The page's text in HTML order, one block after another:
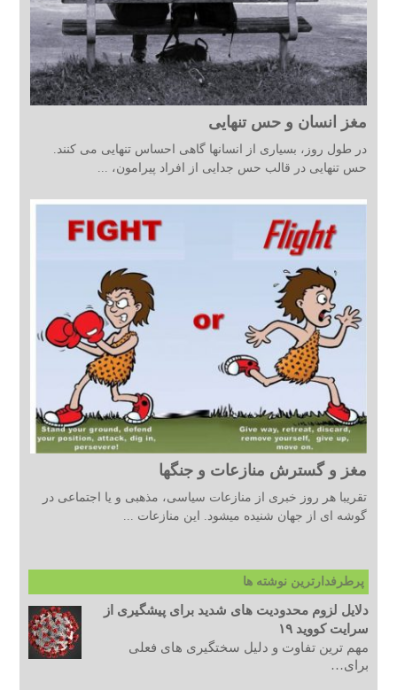
مغز انسان و حس تنهایی
در طول روز، بسیاری از انسانها گاهی احساس تنهایی می کنند.
حس تنهایی در قالب حس جدایی از افراد پیرامون، ...
مغز و گسترش منازعات و جنگها
تقریبا هر روز خبری از منازعات سیاسی، مذهبی و یا اجتماعی در
گوشه ای از جهان شنیده میشود. این منازعات ...
پرطرفدارترین نوشته ها
دلایل لزوم محدودیت های شدید برای پیشگیری از
سرایت کووید ۱۹
مهم ترین تفاوت و دلیل سختگیری های فعلی
برای…